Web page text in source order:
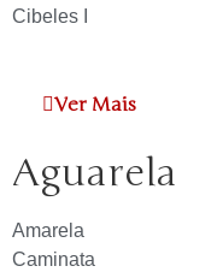
Cibeles I
Ver Mais
Aguarela
Amarela
Caminata